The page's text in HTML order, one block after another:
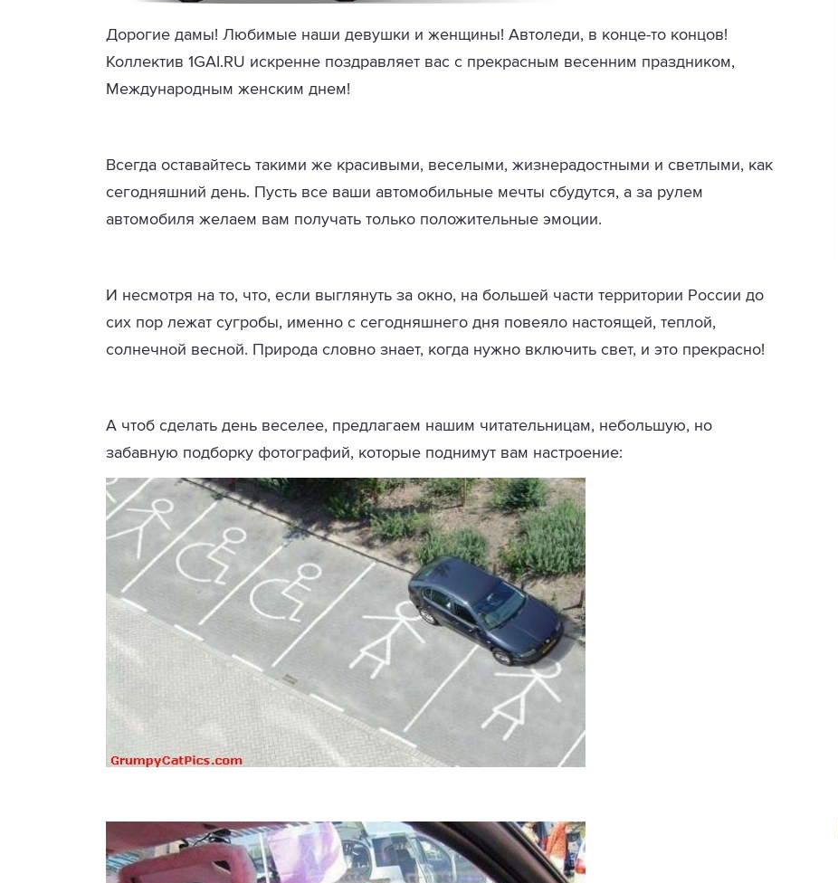
Дорогие дамы! Любимые наши девушки и женщины! Автоледи, в конце-то концов!
Коллектив 1GAI.RU искренне поздравляет вас с прекрасным весенним праздником,
Международным женским днем!
Всегда оставайтесь такими же красивыми, веселыми, жизнерадостными и светлыми, как
сегодняшний день. Пусть все ваши автомобильные мечты сбудутся, а за рулем
автомобиля желаем вам получать только положительные эмоции.
И несмотря на то, что, если выглянуть за окно, на большей части территории России до
сих пор лежат сугробы, именно с сегодняшнего дня повеяло настоящей, теплой,
солнечной весной. Природа словно знает, когда нужно включить свет, и это прекрасно!
А чтоб сделать день веселее, предлагаем нашим читательницам, небольшую, но
забавную подборку фотографий, которые поднимут вам настроение: